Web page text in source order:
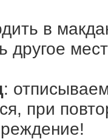
в
другое
:
при